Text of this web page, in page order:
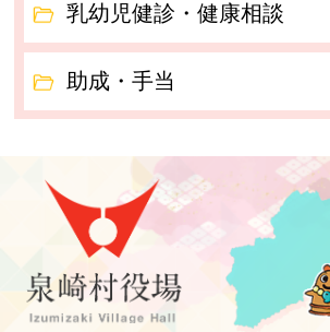
乳幼児健診・健康相談
助成・手当
泉崎村